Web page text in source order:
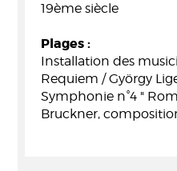
19ème siècle
Plages :
Installation des
Requiem / György
Symphonie n°4 "
Bruckner,